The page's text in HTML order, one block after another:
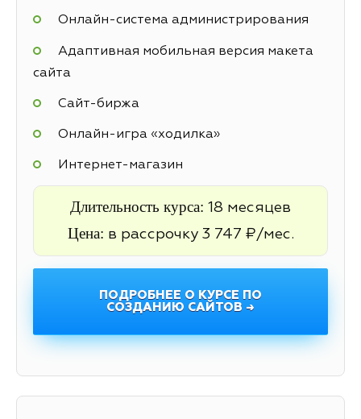
Онлайн-система администрирования
Адаптивная мобильная версия макета
сайта
Cайт-биржа
Онлайн-игра «ходилка»
Интернет-магазин
Длительность курса: 18 месяцев
Цена: в рассрочку 3 747 ₽/мес.
ПОДРОБНЕЕ О КУРСЕ ПО
СОЗДАНИЮ САЙТОВ →